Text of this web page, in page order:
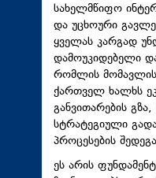
სახელმწიფო
და უცხოური
ყველას კარგად
დამოუკიდებელი
რომლის
ქართველ ხალხს
განვითარების
სტრატეგიული
პროცესების
ეს არის